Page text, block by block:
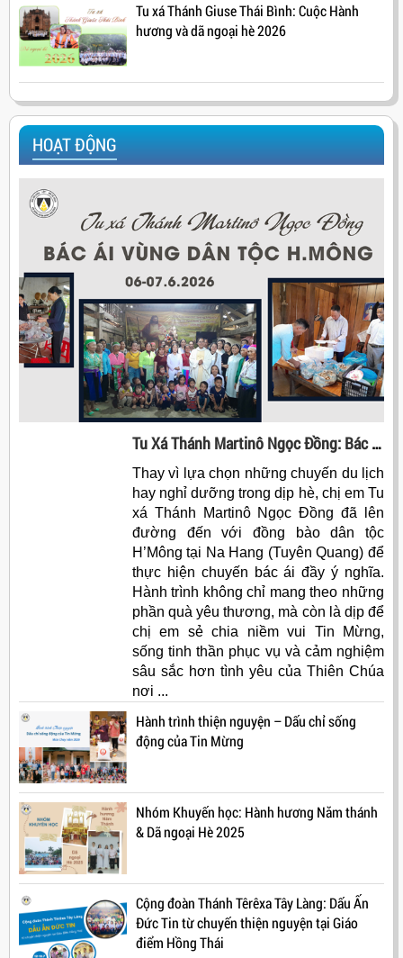
Tu xá Thánh Giuse Thái Bình: Cuộc Hành
hương và dã ngoại hè 2026
HOẠT ĐỘNG
Tu Xá Thánh Martinô Ngọc Đồng: Bác Ái Vùng Dân Tộc H. Mông
Thay vì lựa chọn những chuyến du lịch
hay nghỉ dưỡng trong dịp hè, chị em Tu
xá Thánh Martinô Ngọc Đồng đã lên
đường đến với đồng bào dân tộc
H’Mông tại Na Hang (Tuyên Quang) để
thực hiện chuyến bác ái đầy ý nghĩa.
Hành trình không chỉ mang theo những
phần quà yêu thương, mà còn là dịp để
chị em sẻ chia niềm vui Tin Mừng,
sống tinh thần phục vụ và cảm nghiệm
sâu sắc hơn tình yêu của Thiên Chúa
nơi ...
Hành trình thiện nguyện – Dấu chỉ sống
động của Tin Mừng
Nhóm Khuyến học: Hành hương Năm thánh
& Dã ngoại Hè 2025
Cộng đoàn Thánh Têrêxa Tây Làng: Dấu Ấn
Đức Tin từ chuyến thiện nguyện tại Giáo
điểm Hồng Thái